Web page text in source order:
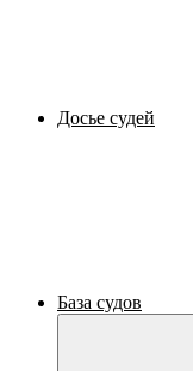
Досье судей
База судов